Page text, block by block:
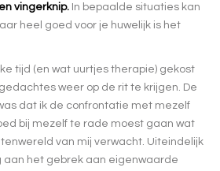
vingerknip. In bepaalde situaties kan
heel goed voor je huwelijk is het
tijd (en wat uurtjes therapie) gekost
weer op de rit te krijgen. De
dat ik de confrontatie met mezelf
bij mezelf te rade moest gaan wat
van mij verwacht. Uiteindelijk
aan het gebrek aan eigenwaarde